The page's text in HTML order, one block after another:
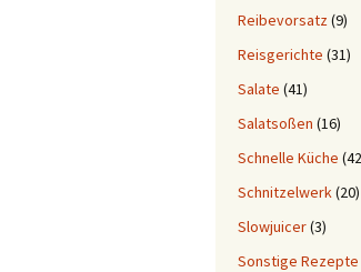
Reibevorsatz(9)
Reisgerichte (31)
Salate (41)
Salatsoßen (16)
Schnelle Küche
Schnitzelwerk(20)
Slowjuicer(3)
Sonstige Rezepte